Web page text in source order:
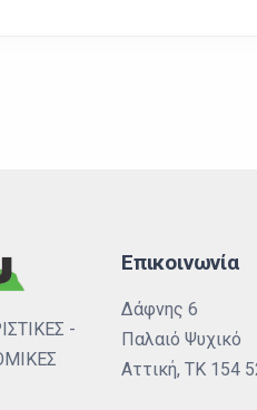
-
Επικοινωνία
Δάφνης 6
Παλαιό Ψυχικό
Αττική, ΤΚ 154